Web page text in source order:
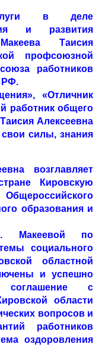
в деле
и развития
Таисия
профсоюзной
работников
РФ.
«Отличник
работник общего
Алексеевна
свои силы, знания
возглавляет
Кировскую
образования и
Макеевой по
социального
областной
и успешно
соглашение с
области
вопросов и
работников
оздоровления